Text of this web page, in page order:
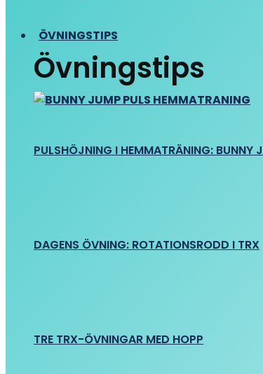
ÖVNINGSTIPS
Övningstips
PULSHÖJNING I HEMMATRÄNING: BUNNY
DAGENS ÖVNING: ROTATIONSRODD I TRX
TRE TRX-ÖVNINGAR MED HOPP